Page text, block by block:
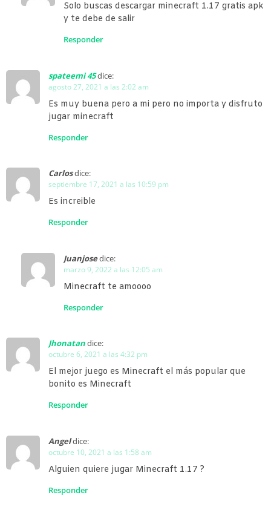
Solo buscas descargar minecraft 1.17 gratis apk
y te debe de salir
Responder
spateemi 45dice:
agosto 27, 2021 a las 2:02 am
Es muy buena pero a mi pero no importa y disfruto
jugar minecraft
Responder
Carlosdice:
septiembre 17, 2021 a las 10:59 pm
Es increible
Responder
Juanjosedice:
marzo 9, 2022 a las 12:05 am
Minecraft te amoooo
Responder
Jhonatandice:
octubre 6, 2021 a las 4:32 pm
El mejor juego es Minecraft el más popular que
bonito es Minecraft
Responder
Angeldice:
octubre 10, 2021 a las 1:58 am
Alguien quiere jugar Minecraft 1.17 ?
Responder